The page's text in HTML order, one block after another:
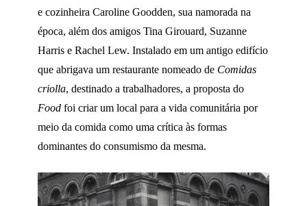
e cozinheira Caroline Goodden, sua namorada na
época, além dos amigos Tina Girouard, Suzanne
Harris e Rachel Lew. Instalado em um antigo edifício
que abrigava um restaurante nomeado de Comidas
criolla, destinado a trabalhadores, a proposta do
Food foi criar um local para a vida comunitária por
meio da comida como uma crítica às formas
dominantes do consumismo da mesma.